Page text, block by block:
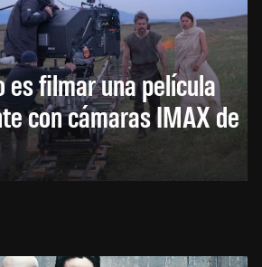
es filmar una película
con cámaras IMAX de